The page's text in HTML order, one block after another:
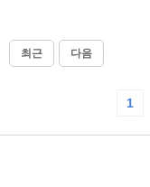
최근 다음
1